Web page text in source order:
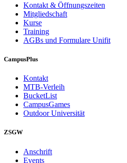
Kontakt & Öffnungszeiten
Mitgliedschaft
Kurse
Training
AGBs und Formulare Unifit
CampusPlus
Kontakt
MTB-Verleih
BucketList
CampusGames
Outdoor Universität
ZSGW
Anschrift
Events